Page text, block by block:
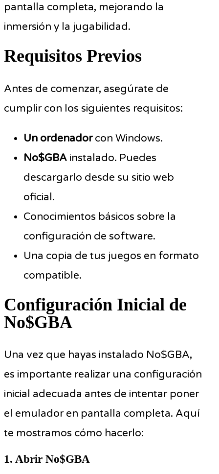
pantalla completa, mejorando la
inmersión y la jugabilidad.
Requisitos Previos
Antes de comenzar, asegúrate de
cumplir con los siguientes requisitos:
Un ordenadorcon Windows.
No$GBA instalado. Puedes
descargarlo desde su sitio web
oficial.
Conocimientos básicos sobre la
configuración de software.
Una copia de tus juegos en formato
compatible.
Configuración Inicial de
No$GBA
Una vez que hayas instalado No$GBA,
es importante realizar una configuración
inicial adecuada antes de intentar poner
el emulador en pantalla completa. Aquí
te mostramos cómo hacerlo:
1. Abrir No$GBA